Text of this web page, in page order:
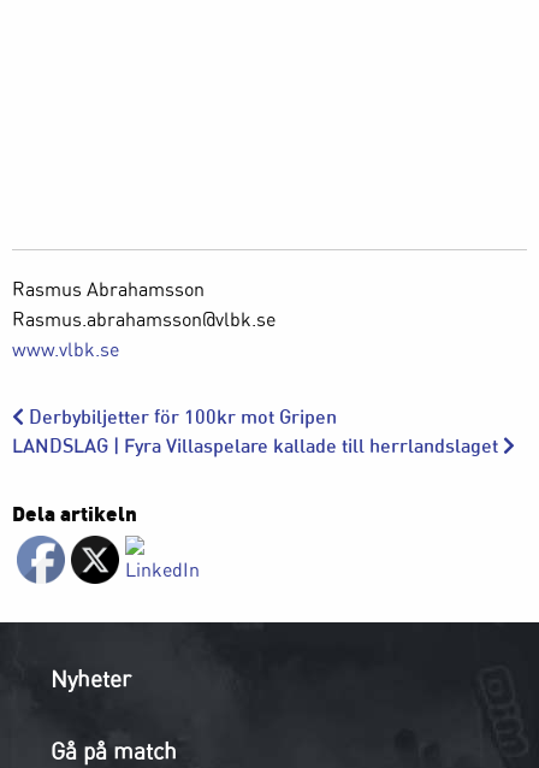
Rasmus Abrahamsson
Rasmus.abrahamsson@vlbk.se
www.vlbk.se
Derbybiljetter för 100kr mot Gripen
LANDSLAG | Fyra Villaspelare kallade till herrlandslaget
Dela artikeln
Nyheter
Gå på match